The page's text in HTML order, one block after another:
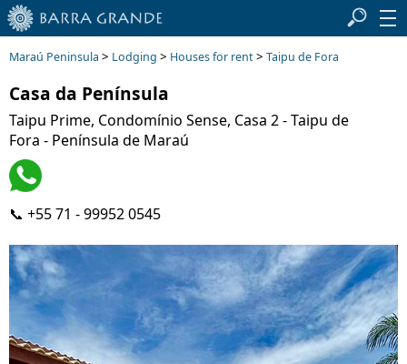
Maraú Peninsula > Lodging > Houses for rent> Taipu de Fora
Casa da Península
Taipu Prime, Condomínio Sense, Casa 2 - Taipu de
Fora - Península de Maraú
📞 +55 71 - 99952 0545